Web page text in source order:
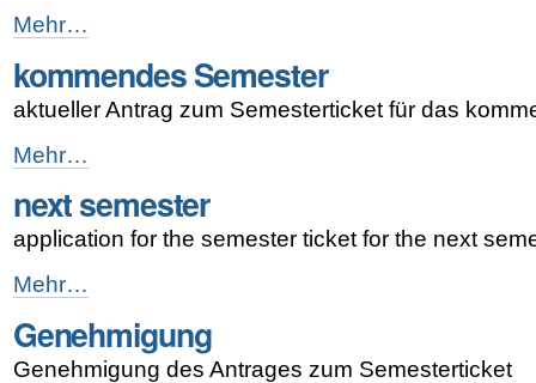
current
semester
-
Mehr…
kommendes Semester
aktueller Antrag zum Semesterticket für das
kommendes
Semester
-
Mehr…
next semester
application for the semester ticket for the next
next
semester
-
Mehr…
Genehmigung
Genehmigung des Antrages zum Semesterticket